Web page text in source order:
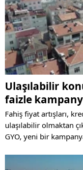
Ulaşılabilir
faizle
Fahiş fiyat artışları,
ulaşılabilir olmaktan
GYO, yeni bir